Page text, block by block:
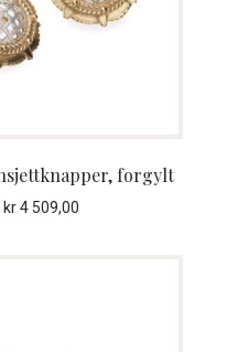
forgylt
kr4 509,00